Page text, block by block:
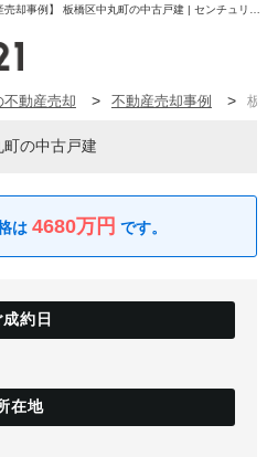
不動産売却 不動産売却事例 板
の中古戸建
4680万円